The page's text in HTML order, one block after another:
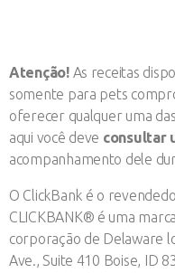
Atenção!As receitas
somente para pets
oferecer qualquer uma
aqui você deve consultar
acompanhamento dele
O ClickBank é o
CLICKBANK® é uma
corporação de Delaware
Ave., Suite 410 Boise, ID